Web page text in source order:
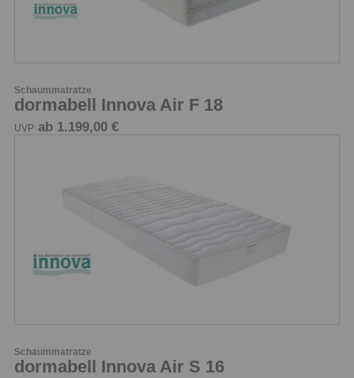
Schaummatratze
dormabell Innova Air F 18
UVP ab 1.199,00 €
Schaummatratze
dormabell Innova Air S 16